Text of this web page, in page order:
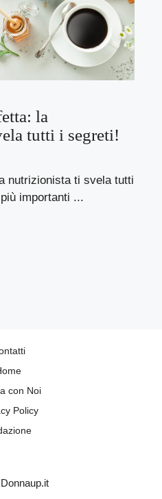
la
tutti i segreti!
nutrizionista ti svela tutti
importanti ...
con Noi
Policy